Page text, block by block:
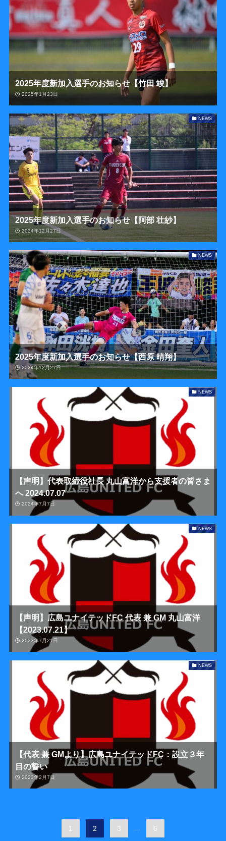
2025年度新加入選手のお知らせ【竹田 竣】
2025年1月23日
NEWS
2025年度新加入選手のお知らせ【阿部 壮紗】
2024年12月27日
NEWS
2025年度新加入選手のお知らせ【西原 晴翔】
2024年12月27日
NEWS
【声明】代表取締役社長 丸山富洋から支援者の皆さま
へ 2024.07.07
2024年7月7日
NEWS
【声明】広島ユナイテッドFC 代表 兼 GM 丸山富洋
【2023.07.21】
2023年7月21日
NEWS
【代表 兼 GMより】広島ユナイテッドFC：設立３年
目の誓い
2023年2月7日
1 2 3 ... 6